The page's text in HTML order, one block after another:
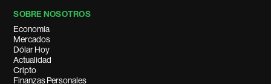
SOBRE NOSOTROS
Economía
Mercados
Dólar Hoy
Actualidad
Cripto
Finanzas Personales